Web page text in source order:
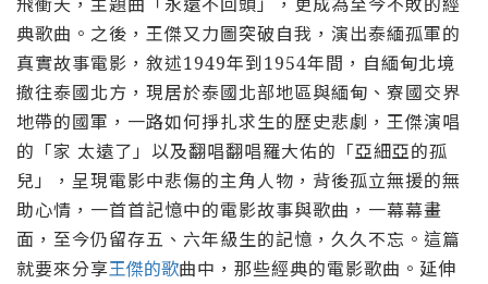
典歌曲。之後，王傑又力圖突破自我，演出泰緬孤軍的
真實故事電影，敘述1949年到1954年間，自緬甸北境
撤往泰國北方，現居於泰國北部地區與緬甸、寮國交界
地帶的國軍，一路如何掙扎求生的歷史悲劇，王傑演唱
的「家 太遠了」以及翻唱翻唱羅大佑的「亞細亞的孤
兒」
，呈現電影中悲傷的主角人物，背後孤立無援的無
助心情，一首首記憶中的電影故事與歌曲，一幕幕畫
面，至今仍留存五、六年級生的記憶，久久不忘。這篇
就要來分享王傑的歌曲中，那些經典的電影歌曲。 延伸